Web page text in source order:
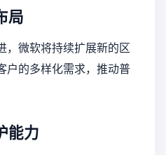
局
，微软将持续扩展新的区
户的多样化需求，推动普
能力